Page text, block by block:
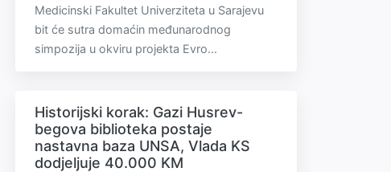
Medicinski Fakultet Univerziteta u Sarajevu
bit će sutra domaćin međunarodnog
simpozija u okviru projekta Evro...
Historijski korak: Gazi Husrev-
begova biblioteka postaje
nastavna baza UNSA, Vlada KS
dodjeljuje 40.000 KM